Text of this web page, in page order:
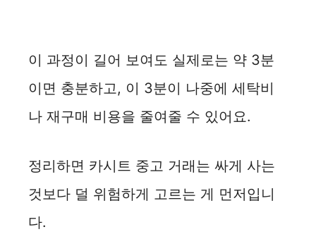
이 과정이 길어 보여도 실제로는 약 3분
이면 충분하고, 이 3분이 나중에 세탁비
나 재구매 비용을 줄여줄 수 있어요.
정리하면 카시트 중고 거래는 싸게 사는
것보다 덜 위험하게 고르는 게 먼저입니
다.